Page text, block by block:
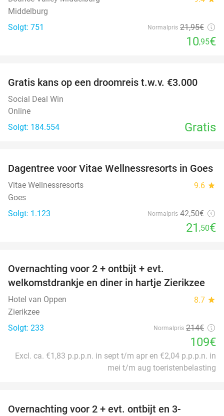
Middelburg
Solgt: 751
Normalpris 21,95€
10,95€
Gratis kans op een droomreis t.w.v. €3.000
Social Deal Win
Online
Solgt: 184.554
Gratis
49%
Dagentree voor Vitae Wellnessresorts in Goes
Vitae Wellnessresorts 9.6 star
Goes
Solgt: 1.123
Normalpris 42,50€
21 ,50€
Overnachting voor 2 + ontbijt + evt.
welkomstdrankje en diner in hartje Zierikzee
Hotel van Oppen 8.7 star
Zierikzee
Solgt: 233
Normalpris 214€
109€
Excl. ca. €1,83 p.p.p.n. in sept t/m apr en €2,04 p.p.p.n. in
mei t/m aug toeristenbelasting
Overnachting voor 2 + evt. ontbijt en 3-